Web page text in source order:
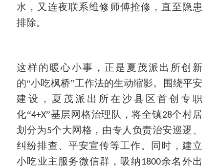
水，又连夜联系维修师傅抢修，直至隐患
排除。
这样的暖心小事，正是夏茂派出所创新
的“小吃枫桥”工作法的生动缩影。围绕平安
建设，夏茂派出所在沙县区首创专职
化“4+X”基层网格治理队，将全镇28个村居
划分为5个大网格，由专人负责治安巡逻、
纠纷排查、平安宣传等工作。同时，建立
小吃业主服务微信群，吸纳 1800余名外出